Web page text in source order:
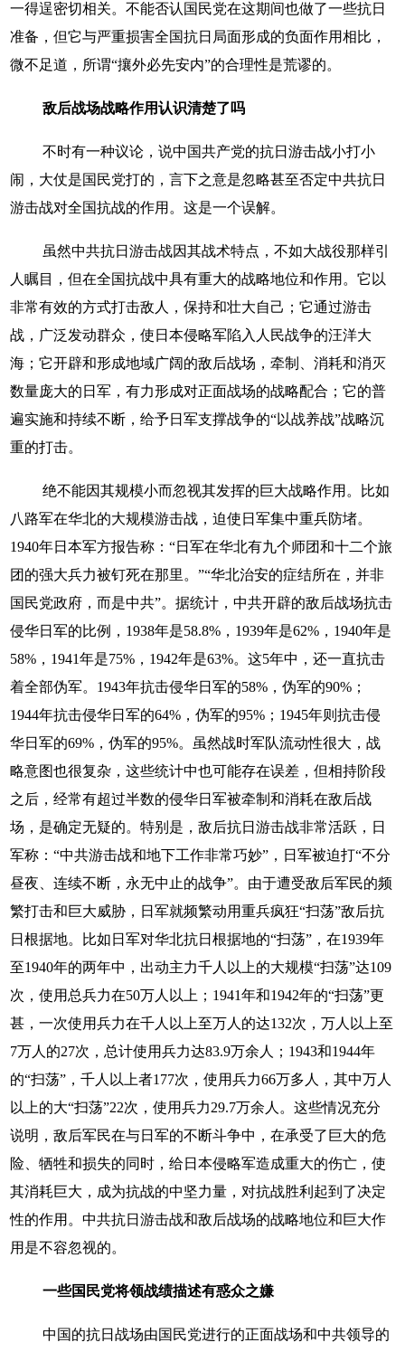
一得逞密切相关。不能否认国民党在这期间也做了一些抗日
准备，但它与严重损害全国抗日局面形成的负面作用相比，
微不足道，所谓“攘外必先安内”的合理性是荒谬的。
敌后战场战略作用认识清楚了吗
不时有一种议论，说中国共产党的抗日游击战小打小
闹，大仗是国民党打的，言下之意是忽略甚至否定中共抗日
游击战对全国抗战的作用。这是一个误解。
虽然中共抗日游击战因其战术特点，不如大战役那样引
人瞩目，但在全国抗战中具有重大的战略地位和作用。它以
非常有效的方式打击敌人，保持和壮大自己；它通过游击
战，广泛发动群众，使日本侵略军陷入人民战争的汪洋大
海；它开辟和形成地域广阔的敌后战场，牵制、消耗和消灭
数量庞大的日军，有力形成对正面战场的战略配合；它的普
遍实施和持续不断，给予日军支撑战争的“以战养战”战略沉
重的打击。
绝不能因其规模小而忽视其发挥的巨大战略作用。比如
八路军在华北的大规模游击战，迫使日军集中重兵防堵。
1940年日本军方报告称：“日军在华北有九个师团和十二个旅
团的强大兵力被钉死在那里。”“华北治安的症结所在，并非
国民党政府，而是中共”。据统计，中共开辟的敌后战场抗击
侵华日军的比例，1938年是58.8%，1939年是62%，1940年是
58%，1941年是75%，1942年是63%。这5年中，还一直抗击
着全部伪军。1943年抗击侵华日军的58%，伪军的90%；
1944年抗击侵华日军的64%，伪军的95%；1945年则抗击侵
华日军的69%，伪军的95%。虽然战时军队流动性很大，战
略意图也很复杂，这些统计中也可能存在误差，但相持阶段
之后，经常有超过半数的侵华日军被牵制和消耗在敌后战
场，是确定无疑的。特别是，敌后抗日游击战非常活跃，日
军称：“中共游击战和地下工作非常巧妙”，日军被迫打“不分
昼夜、连续不断，永无中止的战争”。由于遭受敌后军民的频
繁打击和巨大威胁，日军就频繁动用重兵疯狂“扫荡”敌后抗
日根据地。比如日军对华北抗日根据地的“扫荡”，在1939年
至1940年的两年中，出动主力千人以上的大规模“扫荡”达109
次，使用总兵力在50万人以上；1941年和1942年的“扫荡”更
甚，一次使用兵力在千人以上至万人的达132次，万人以上至
7万人的27次，总计使用兵力达83.9万余人；1943和1944年
的“扫荡”，千人以上者177次，使用兵力66万多人，其中万人
以上的大“扫荡”22次，使用兵力29.7万余人。这些情况充分
说明，敌后军民在与日军的不断斗争中，在承受了巨大的危
险、牺牲和损失的同时，给日本侵略军造成重大的伤亡，使
其消耗巨大，成为抗战的中坚力量，对抗战胜利起到了决定
性的作用。中共抗日游击战和敌后战场的战略地位和巨大作
用是不容忽视的。
一些国民党将领战绩描述有惑众之嫌
中国的抗日战场由国民党进行的正面战场和中共领导的